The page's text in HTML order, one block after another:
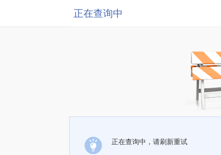
正在查询中
正在查询中，请刷新重试